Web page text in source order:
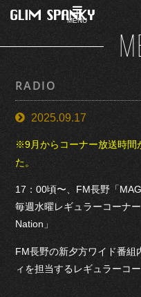
MENU
RADIO
2025.09.17
※9月からコーナー放送時間
た。
17：00頃〜、FM長野「
毎週水曜レギュラーコーナ
Nation」
FM長野の新夕方ワイド番組
ィを担当するレギュラーコ